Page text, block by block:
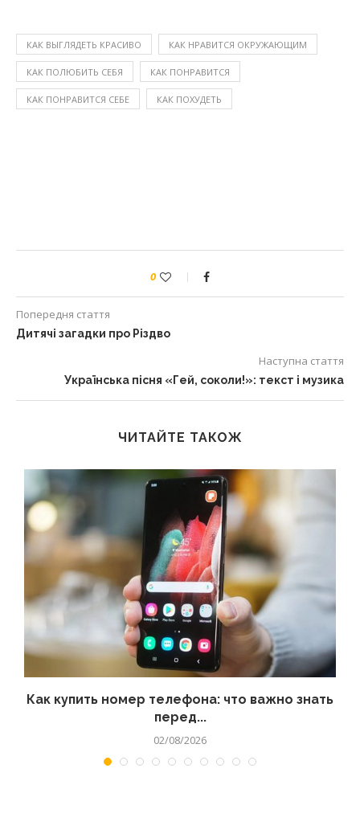
КАК ВЫГЛЯДЕТЬ КРАСИВО КАК НРАВИТСЯ ОКРУЖАЮЩИМ
КАК ПОЛЮБИТЬ СЕБЯ КАК ПОНРАВИТСЯ
КАК ПОНРАВИТСЯ СЕБЕ КАК ПОХУДЕТЬ
0
Попередня стаття
Дитячі загадки про Різдво
Наступна стаття
Українська пісня «Гей, соколи!»: текст і музика
ЧИТАЙТЕ ТАКОЖ
Как купить номер телефона: что важно знать
перед...
02/08/2026